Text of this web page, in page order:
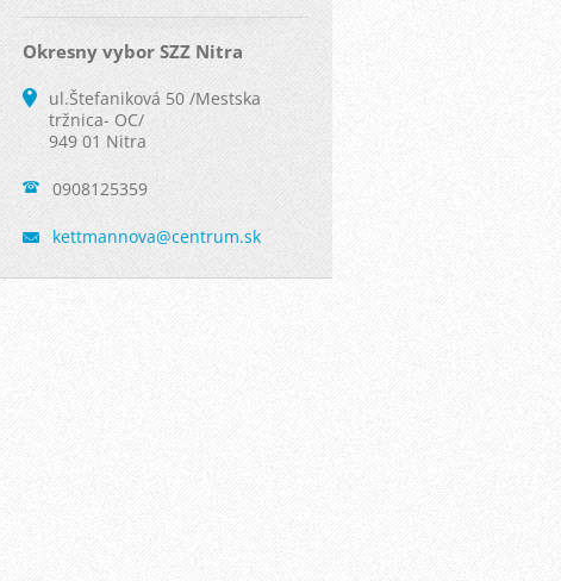
Okresny vybor SZZ Nitra
ul.Štefaniková 50 /Mestska
tržnica- OC/
949 01 Nitra
0908125359
kettmannova@centrum.sk